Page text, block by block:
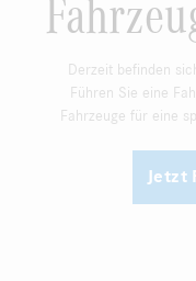
Derzeit befinden
Führen Sie eine
Fahrzeuge für eine
Jetzt